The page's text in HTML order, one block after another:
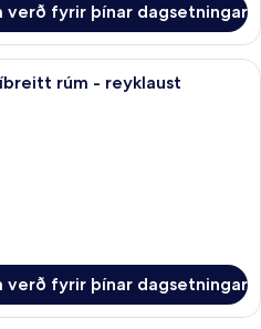
verð fyrir þínar dagsetningar
Straujárn/strauborð, ferðavagga,
rúm - reyklaust
verð fyrir þínar dagsetningar